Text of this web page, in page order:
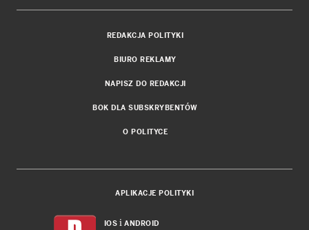
REDAKCJA POLITYKI
BIURO REKLAMY
NAPISZ DO REDAKCJI
BOK DLA SUBSKRYBENTÓW
O POLITYCE
APLIKACJE POLITYKI
IOS i ANDROID